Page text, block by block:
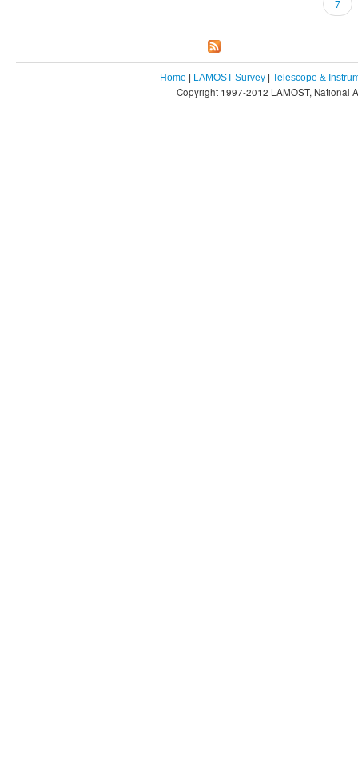
7
Home LAMOST Survey Telescope &
Copyright 1997-2012 LAMOST, National